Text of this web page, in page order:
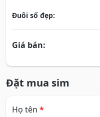
Đuôi số đẹp:
Giá bán:
Đặt mua sim
Họ tên *